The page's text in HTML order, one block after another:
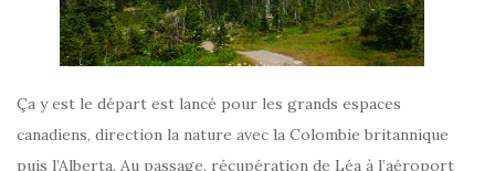
Ça y est le départ est lancé pour les grands espaces
canadiens, direction la nature avec la Colombie britannique
puis l’Alberta. Au passage, récupération de Léa à l’aéroport